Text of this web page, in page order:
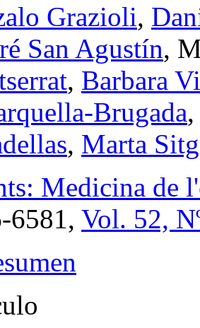
Grazioli,
San Agustín,
, Barbara
Brugada
, Marta
Medicina de
6581, Vol. 52,